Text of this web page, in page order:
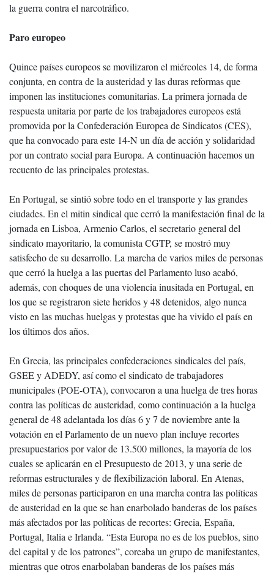
la guerra contra el narcotráfico.
Paro europeo
Quince países europeos se movilizaron el miércoles 14, de forma
conjunta, en contra de la austeridad y las duras reformas que
imponen las instituciones comunitarias. La primera jornada de
respuesta unitaria por parte de los trabajadores europeos está
promovida por la Confederación Europea de Sindicatos (CES),
que ha convocado para este 14-N un día de acción y solidaridad
por un contrato social para Europa. A continuación hacemos un
recuento de las principales protestas.
En Portugal, se sintió sobre todo en el transporte y las grandes
ciudades. En el mitin sindical que cerró la manifestación final de la
jornada en Lisboa, Armenio Carlos, el secretario general del
sindicato mayoritario, la comunista CGTP, se mostró muy
satisfecho de su desarrollo. La marcha de varios miles de personas
que cerró la huelga a las puertas del Parlamento luso acabó,
además, con choques de una violencia inusitada en Portugal, en
los que se registraron siete heridos y 48 detenidos, algo nunca
visto en las muchas huelgas y protestas que ha vivido el país en
los últimos dos años.
En Grecia, las principales confederaciones sindicales del país,
GSEE y ADEDY, así como el sindicato de trabajadores
municipales (POE-OTA), convocaron a una huelga de tres horas
contra las políticas de austeridad, como continuación a la huelga
general de 48 adelantada los días 6 y 7 de noviembre ante la
votación en el Parlamento de un nuevo plan incluye recortes
presupuestarios por valor de 13.500 millones, la mayoría de los
cuales se aplicarán en el Presupuesto de 2013, y una serie de
reformas estructurales y de flexibilización laboral. En Atenas,
miles de personas participaron en una marcha contra las políticas
de austeridad en la que se han enarbolado banderas de los países
más afectados por las políticas de recortes: Grecia, España,
Portugal, Italia e Irlanda. “Esta Europa no es de los pueblos, sino
del capital y de los patrones”, coreaba un grupo de manifestantes,
mientras que otros enarbolaban banderas de los países más